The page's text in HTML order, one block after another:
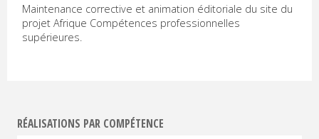
Maintenance corrective et animation éditoriale du site du
projet Afrique Compétences professionnelles
supérieures.
RÉALISATIONS PAR COMPÉTENCE